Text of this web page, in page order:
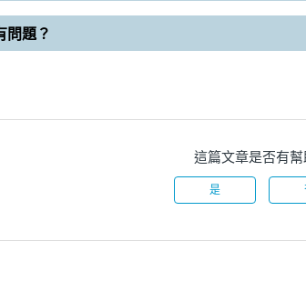
問題？
這篇文章是否有幫
是